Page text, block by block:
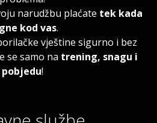
narudžbu plaćate tek kada
kod vas.
vještine sigurno i bez
se samo na trening, snagu i
pobjedu!